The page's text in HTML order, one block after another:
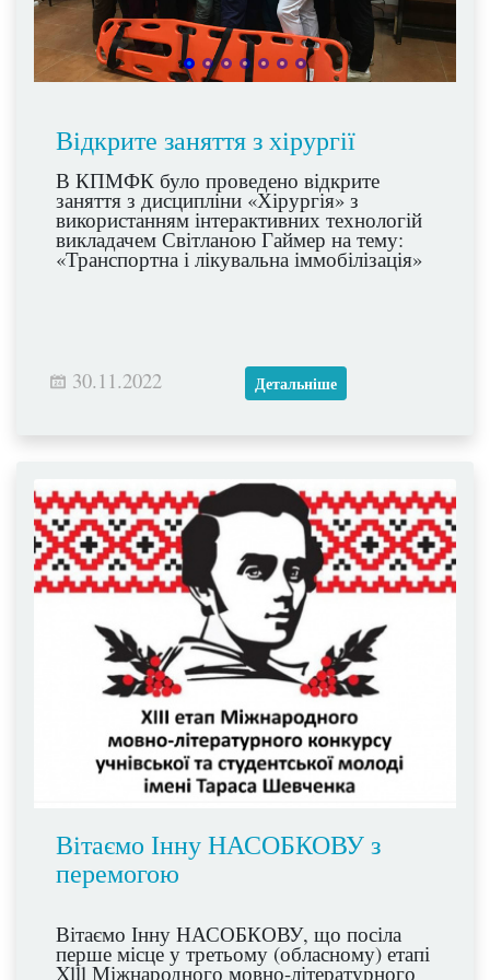
Відкрите заняття з хірургії
В КПМФК було проведено відкрите
заняття з дисципліни «Хірургія» з
використанням інтерактивних технологій
викладачем Світланою Гаймер на тему:
«Транспортна і лікувальна іммобілізація»
30.11.2022 Детальніше
Вітаємо Інну НАСОБКОВУ з
перемогою
Вітаємо Інну НАСОБКОВУ, що посіла
перше місце у третьому (обласному) етапі
Xlll Міжнародного мовно-літературного